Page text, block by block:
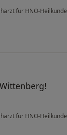
für HNO-Heilkunde
für HNO-Heilkunde